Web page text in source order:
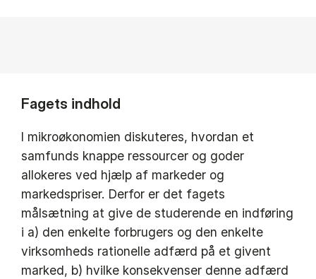
Fagets indhold
I mikroøkonomien diskuteres, hvordan et
samfunds knappe ressourcer og goder
allokeres ved hjælp af markeder og
markedspriser. Derfor er det fagets
målsætning at give de studerende en indføring
i a) den enkelte forbrugers og den enkelte
virksomheds rationelle adfærd på et givent
marked, b) hvilke konsekvenser denne adfærd